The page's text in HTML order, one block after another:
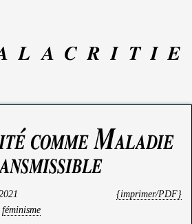
L A C R I T I E
comme Maladie
{imprimer/PDF}
féminisme